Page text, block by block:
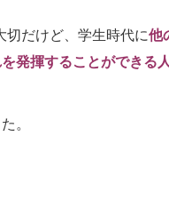
切だけど、学生時代に他
発揮することができる人
。